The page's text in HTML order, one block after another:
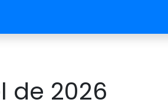
de 2026